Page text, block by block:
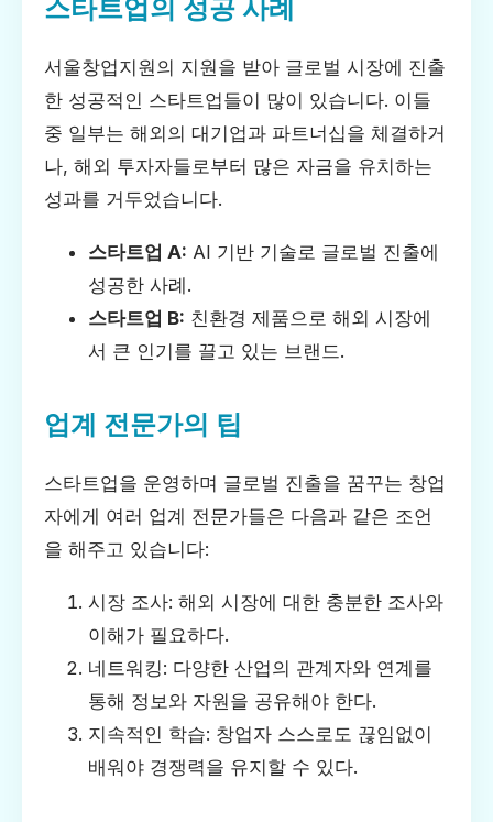
스타트업의 성공 사례
서울창업지원의 지원을 받아 글로벌 시장에 진출
한 성공적인 스타트업들이 많이 있습니다. 이들
중 일부는 해외의 대기업과 파트너십을 체결하거
나, 해외 투자자들로부터 많은 자금을 유치하는
성과를 거두었습니다.
스타트업 A: AI 기반 기술로 글로벌 진출에
성공한 사례.
스타트업 B: 친환경 제품으로 해외 시장에
서 큰 인기를 끌고 있는 브랜드.
업계 전문가의 팁
스타트업을 운영하며 글로벌 진출을 꿈꾸는 창업
자에게 여러 업계 전문가들은 다음과 같은 조언
을 해주고 있습니다:
시장 조사: 해외 시장에 대한 충분한 조사와
이해가 필요하다.
네트워킹: 다양한 산업의 관계자와 연계를
통해 정보와 자원을 공유해야 한다.
지속적인 학습: 창업자 스스로도 끊임없이
배워야 경쟁력을 유지할 수 있다.